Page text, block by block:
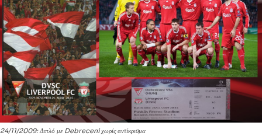
24/11/2009: Διπλό με Debreceni χωρίς αντίκρισμα